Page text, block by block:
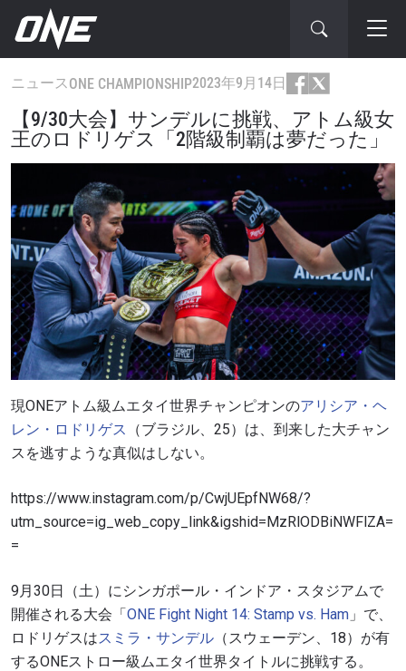
ニュース ONE CHAMPIONSHIP2023年9月14日
【9/30大会】サンデルに挑戦、アトム級女
王のロドリゲス「2階級制覇は夢だった」
現ONEアトム級ムエタイ世界チャンピオンのアリシア・ヘ
レン・ロドリゲス
（ブラジル、25）は、到来した大チャン
スを逃すような真似はしない。
https://www.instagram.com/p/CwjUEpfNW68/?
utm_source=ig_web_copy_link&igshid=MzRlODBiNWFlZA=
=
9月30日（土）にシンガポール・インドア・スタジアムで
開催される大会「ONE Fight Night 14: Stamp vs. Ham 」で、
ロドリゲスはスミラ・サンデル （スウェーデン、18）が有
するONEストロー級ムエタイ世界タイトルに挑戦する。